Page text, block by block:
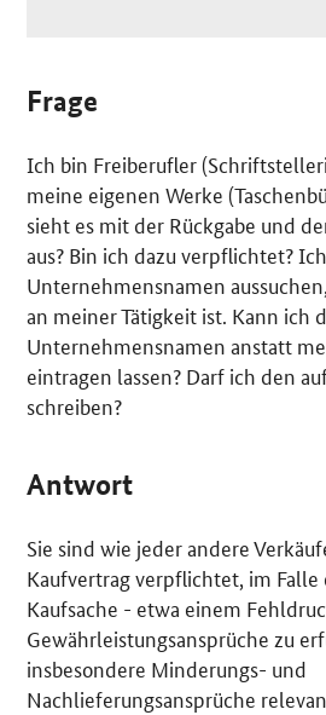
Frage
Ich bin Freiberufler
meine eigenen Werke
sieht es mit der Rückgabe und
aus? Bin ich dazu verpflichtet?
Unternehmensnamen
an meiner Tätigkeit ist. Kann ich
Unternehmensnamen anstatt
eintragen lassen? Darf ich den
schreiben?
Antwort
Sie sind wie jeder andere
Kaufvertrag verpflichtet, im Falle
Kaufsache - etwa einem
Gewährleistungsansprüche zu
insbesondere Minderungs- und
Nachlieferungsansprüche